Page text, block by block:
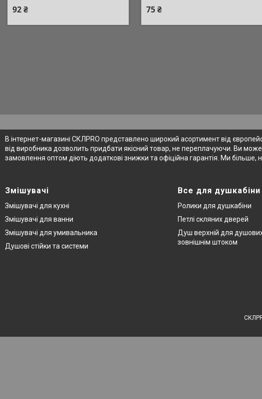
92 ₴ 75 ₴
В інтернет-магазині СКЛPRO представлено широкий асортимент від
від виробника дозволить придбати якісний товар, не переплачуючи. Ви
замовлення оптом діють додаткові знижки та офіційна гарантія. Ми
Змішувачі
Змішувачі для кухні
Змішувачі для ванни
Змішувачі для умивальника
Душові стійки та системи
Все для душкабіни
Ролики для душкабіни
Петлі скляних дверей
Душ верхній для душових
зовнішнім штоком